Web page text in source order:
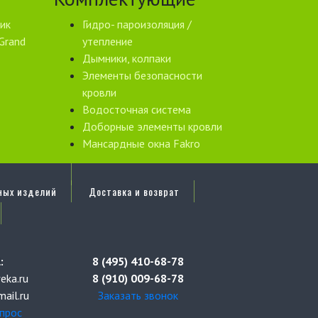
Гидро- пароизоляция /
утепление
Дымники, колпаки
Элементы безопасности
кровли
Водосточная система
Доборные элементы кровли
Мансардные окна Fakro
изделий
Доставка и возврат
8 (495) 410-68-78
8 (910) 009-68-78
Заказать звонок